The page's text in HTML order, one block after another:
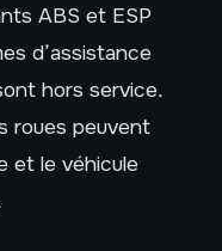
ABS et ESP
d’assistance
hors service.
roues peuvent
et le véhicule